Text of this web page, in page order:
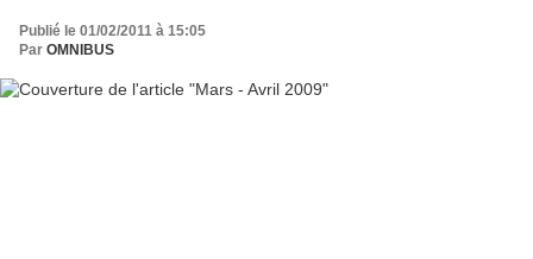
Publié le 01/02/2011 à 15:05
Par OMNIBUS